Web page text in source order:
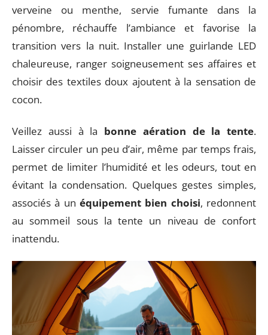
verveine ou menthe, servie fumante dans la
pénombre, réchauffe l’ambiance et favorise la
transition vers la nuit. Installer une guirlande LED
chaleureuse, ranger soigneusement ses affaires et
choisir des textiles doux ajoutent à la sensation de
cocon.
Veillez aussi à la bonne aération de la tente.
Laisser circuler un peu d’air, même par temps frais,
permet de limiter l’humidité et les odeurs, tout en
évitant la condensation. Quelques gestes simples,
associés à un équipement bien choisi, redonnent
au sommeil sous la tente un niveau de confort
inattendu.